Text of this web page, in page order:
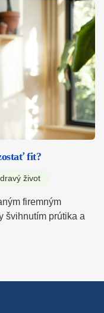
fit?
život
firemným
švihnutím prútika a